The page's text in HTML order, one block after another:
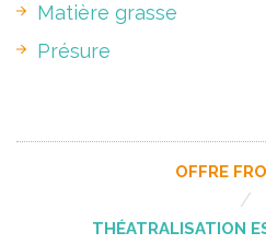
Matière grasse
Présure
OFFRE
/
THÉATRALISATION